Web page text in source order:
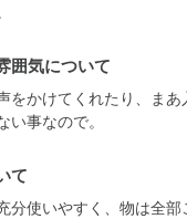
囲気について
をかけてくれたり、ま
事なので。
て
分使いやすく、物は全